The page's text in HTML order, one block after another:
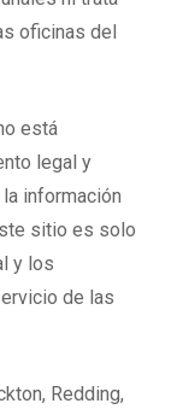
oficinas del
está
legal y
información
sitio es solo
y los
de las
Redding,